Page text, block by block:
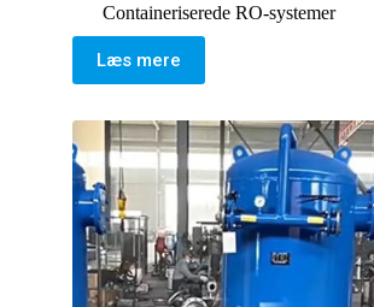
Containeriserede RO-systemer
Læs mere